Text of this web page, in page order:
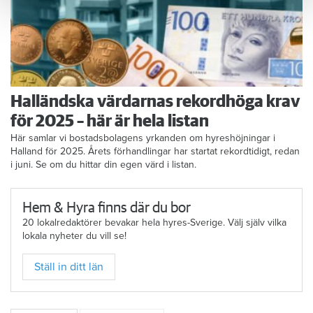
Halländska värdarnas rekordhöga krav
för 2025 – här är hela listan
Här samlar vi bostadsbolagens yrkanden om hyreshöjningar i
Halland för 2025. Årets förhandlingar har startat rekordtidigt, redan
i juni. Se om du hittar din egen värd i listan.
Hem & Hyra finns där du bor
20 lokalredaktörer bevakar hela hyres-Sverige. Välj själv vilka
lokala nyheter du vill se!
Ställ in ditt län